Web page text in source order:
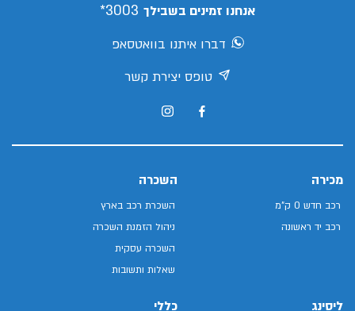
אנחנו זמינים בשבילך 3003*
דברו איתנו בוואטסאפ
טופס יצירת קשר
מכירה
רכב חדש 0 ק"מ
רכב יד ראשונה
השכרה
השכרת רכב בארץ
ניהול הזמנת השכרה
השכרה עסקית
שאלות ותשובות
ליסינג כללי